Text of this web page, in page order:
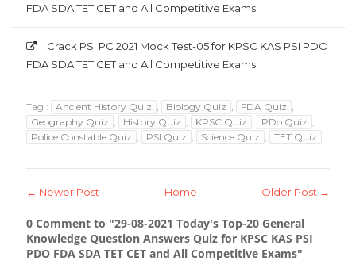
FDA SDA TET CET and All Competitive Exams
Crack PSI PC 2021 Mock Test-05 for KPSC KAS PSI PDO
FDA SDA TET CET and All Competitive Exams
Tag : Ancient History Quiz Biology Quiz FDA Quiz
Geography Quiz
History Quiz KPSC Quiz PDo Quiz
Police Constable Quiz
PSI Quiz Science Quiz TET Quiz
← Newer Post Older Post →
Home
0 Comment to "29-08-2021 Today's Top-20 General
Knowledge Question Answers Quiz for KPSC KAS PSI
PDO FDA SDA TET CET and All Competitive Exams"